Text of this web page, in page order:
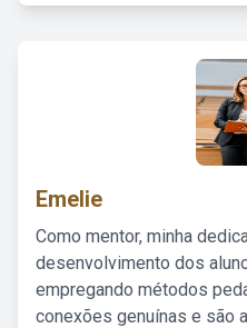
Emelie
Como mentor, minha
desenvolvimento dos
empregando métodos
conexões genuínas e são